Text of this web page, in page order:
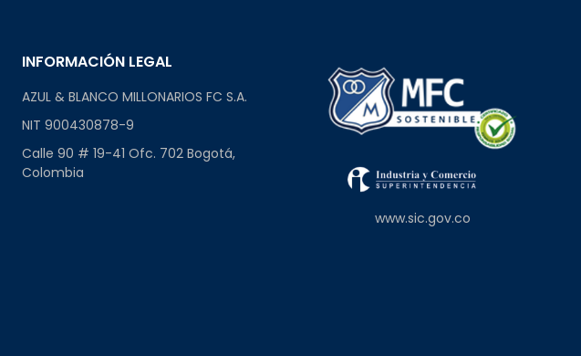
INFORMACIÓN LEGAL
AZUL & BLANCO MILLONARIOS FC S.A.
NIT 900430878-9
Calle 90 # 19-41 Ofc. 702 Bogotá,
Colombia
www.sic.gov.co